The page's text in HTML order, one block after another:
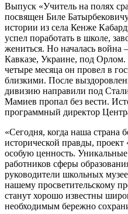
Выпуск «Учитель на полях
посвящен Биле
истории из села Кенже
успел поработать в школе,
жениться. Но началась
Кавказе, Украине, под
четыре месяца он провел в
близкими. После
дивизию направили под
Мамиев пропал без вести.
программный директор
«Сегодня, когда наша страна
исторической правды, проект
особую ценность.
работников сферы
руководители школьных
нашему просветительскому
станут хорошо известны
необходимым бережно